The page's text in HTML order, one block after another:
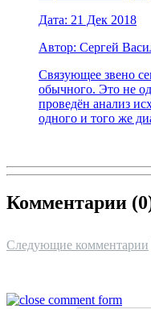
Дата: 21 Дек 2018
Автор: Сергей
Связующее звено
обычного. Это не
проведён анализ
одного и того же
Комментарии (0
Следующие комментарии